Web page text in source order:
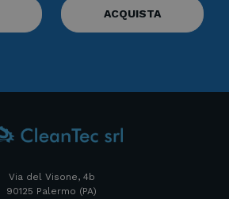
ACQUISTA
Via del Visone, 4b
90125 Palermo (PA)